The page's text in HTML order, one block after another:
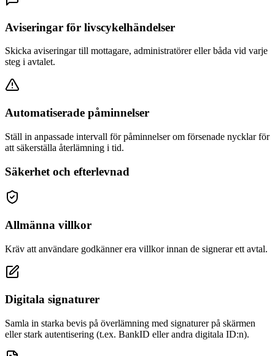
Aviseringar för livscykelhändelser
Skicka aviseringar till mottagare, administratörer eller båda vid varje
steg i avtalet.
Automatiserade påminnelser
Ställ in anpassade intervall för påminnelser om försenade nycklar för
att säkerställa återlämning i tid.
Säkerhet och efterlevnad
Allmänna villkor
Kräv att användare godkänner era villkor innan de signerar ett avtal.
Digitala signaturer
Samla in starka bevis på överlämning med signaturer på skärmen
eller stark autentisering (t.ex. BankID eller andra digitala ID:n).